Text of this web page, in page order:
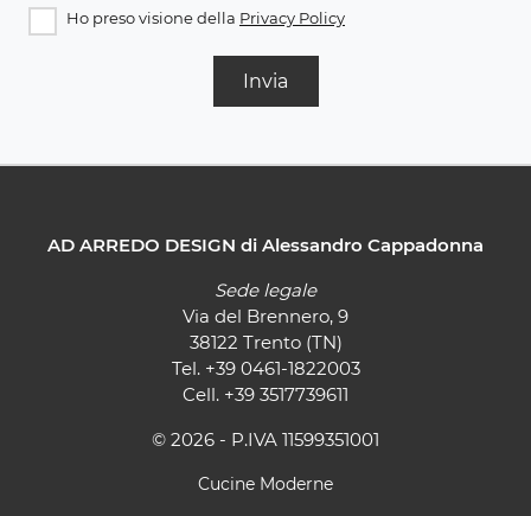
Ho preso visione della Privacy Policy
Invia
AD ARREDO DESIGN di Alessandro Cappadonna
Sede legale
Via del Brennero, 9
38122 Trento (TN)
Tel. +39 0461-1822003
Cell. +39 3517739611
© 2026 - P.IVA 11599351001
Cucine Moderne